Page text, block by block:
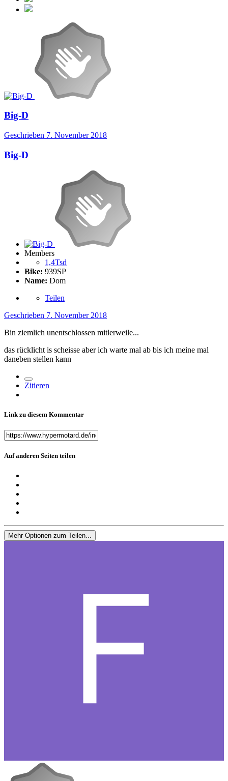
Big-D
Geschrieben 7. November 2018
Big-D
Members
1,4Tsd
Bike: 939SP
Name: Dom
Teilen
Geschrieben 7. November 2018
Bin ziemlich unentschlossen mitlerweile...
das rücklicht is scheisse aber ich warte mal ab bis ich meine mal
daneben stellen kann
Zitieren
Link zu diesem Kommentar
Auf anderen Seiten teilen
Mehr Optionen zum Teilen...